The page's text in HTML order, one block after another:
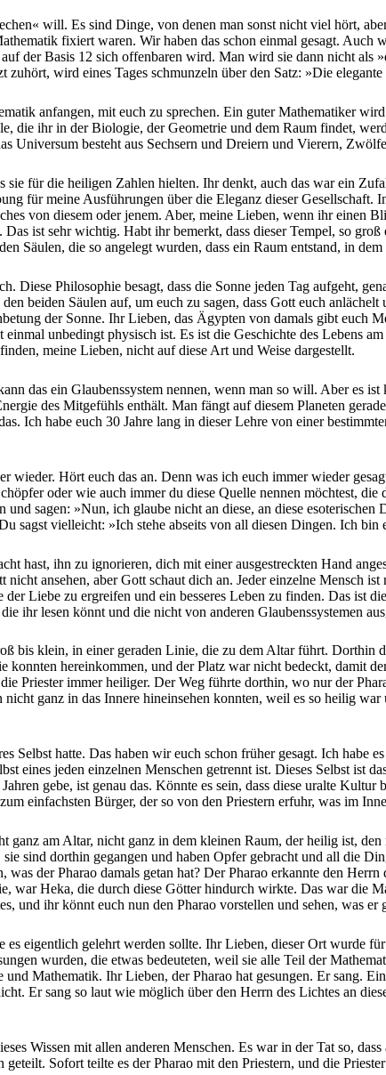
will. Es sind Dinge, von denen man sonst nicht viel hört,
fixiert waren. Wir haben das schon einmal gesagt.
der Basis 12 sich offenbaren wird. Man wird sie dann nicht als
wird eines Tages schmunzeln über den Satz: »Die
anfangen, mit euch zu sprechen. Ein guter Mathematiker
die ihr in der Biologie, der Geometrie und dem Raum findet,
Universum besteht aus Sechsern und Dreiern und Vierern,
sie für die heiligen Zahlen hielten. Ihr denkt, auch das war ein
für meine Ausführungen über die Eleganz dieser Gesellschaft.
von diesem oder jenem. Aber, meine Lieben, wenn ihr einen
ist sehr wichtig. Habt ihr bemerkt, dass dieser Tempel, so
Säulen, die so angelegt wurden, dass ein Raum entstand, in
Philosophie besagt, dass die Sonne jeden Tag aufgeht,
beiden Säulen auf, um euch zu sagen, dass Gott euch
der Sonne. Ihr Lieben, das Ägypten von damals gibt euch
unbedingt physisch ist. Es ist die Geschichte des Lebens
meine Lieben, nicht auf diese Art und Weise dargestellt.
das ein Glaubenssystem nennen, wenn man so will. Aber es
des Mitgefühls enthält. Man fängt auf diesem Planeten
Ich habe euch 30 Jahre lang in dieser Lehre von einer
wieder. Hört euch das an. Denn was ich euch immer wieder
oder wie auch immer du diese Quelle nennen möchtest, die
sagen: »Nun, ich glaube nicht an diese, an diese
sagst vielleicht: »Ich stehe abseits von all diesen Dingen. Ich
hast, ihn zu ignorieren, dich mit einer ausgestreckten Hand
ansehen, aber Gott schaut dich an. Jeder einzelne Mensch
Liebe zu ergreifen und ein besseres Leben zu finden. Das ist
ihr lesen könnt und die nicht von anderen Glaubenssystemen
bis klein, in einer geraden Linie, die zu dem Altar führt. Dorthin
konnten hereinkommen, und der Platz war nicht bedeckt, damit
Priester immer heiliger. Der Weg führte dorthin, wo nur der
ganz in das Innere hineinsehen konnten, weil es so heilig
hatte. Das haben wir euch schon früher gesagt. Ich habe
eines jeden einzelnen Menschen getrennt ist. Dieses Selbst ist
gebe, ist genau das. Könnte es sein, dass diese uralte Kultur
einfachsten Bürger, der so von den Priestern erfuhr, was im
am Altar, nicht ganz in dem kleinen Raum, der heilig ist, den
sind dorthin gegangen und haben Opfer gebracht und all die
der Pharao damals getan hat? Der Pharao erkannte den
war Heka, die durch diese Götter hindurch wirkte. Das war die
und ihr könnt euch nun den Pharao vorstellen und sehen, was er
eigentlich gelehrt werden sollte. Ihr Lieben, dieser Ort wurde
wurden, die etwas bedeuteten, weil sie alle Teil der
Mathematik. Ihr Lieben, der Pharao hat gesungen. Er sang.
Er sang so laut wie möglich über den Herrn des Lichtes an
Wissen mit allen anderen Menschen. Es war in der Tat so,
Sofort teilte es der Pharao mit den Priestern, und die